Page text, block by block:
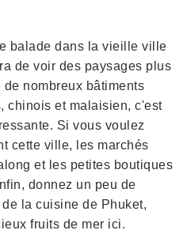
balade dans la vieille ville
de voir des paysages plus
nombreux bâtiments
chinois et malaisien, c'est
Si vous voulez
cette ville, les marchés
et les petites boutiques
donnez un peu de
la cuisine de Phuket,
fruits de mer ici.